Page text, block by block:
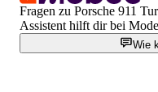
Fragen zu Porsche 911
Assistent hilft dir bei
Wie